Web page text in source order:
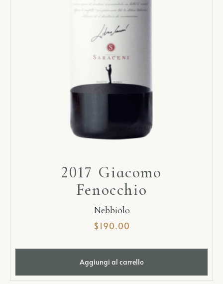
2017 Giacomo
Fenocchio
Nebbiolo
$ 190.00
Aggiungi al carrello